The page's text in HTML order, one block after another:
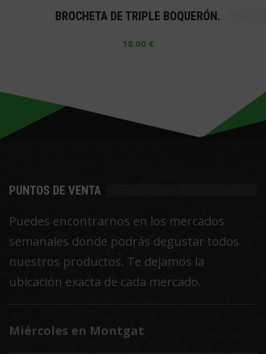
tiene
pueden
página
de
producto
BROCHETA DE TRIPLE BOQUERÓN.
18.00 €
PUNTOS DE VENTA
Puedes encontrarnos en los mercados
semanales donde podrás degustar todos
nuestros productos. Te dejamos la
ubicación exacta de cada mercado.
Miércoles en Montgat